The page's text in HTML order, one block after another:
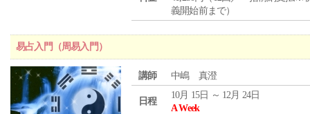
義開始前まで）
易占入門（周易入門）
講師 中嶋 真澄
日程
10月 15日 ～ 12月 24日
A Week